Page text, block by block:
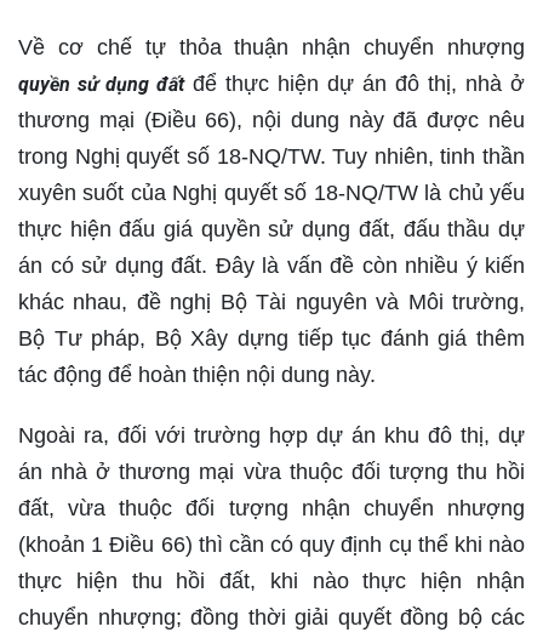
Về cơ chế tự thỏa thuận nhận chuyển nhượng
quyền sử dụng đấtđể thực hiện dự án đô thị, nhà ở
thương mại (Điều 66), nội dung này đã được nêu
trong Nghị quyết số 18-NQ/TW. Tuy nhiên, tinh thần
xuyên suốt của Nghị quyết số 18-NQ/TW là chủ yếu
thực hiện đấu giá quyền sử dụng đất, đấu thầu dự
án có sử dụng đất. Đây là vấn đề còn nhiều ý kiến
khác nhau, đề nghị Bộ Tài nguyên và Môi trường,
Bộ Tư pháp, Bộ Xây dựng tiếp tục đánh giá thêm
tác động để hoàn thiện nội dung này.
Ngoài ra, đối với trường hợp dự án khu đô thị, dự
án nhà ở thương mại vừa thuộc đối tượng thu hồi
đất, vừa thuộc đối tượng nhận chuyển nhượng
(khoản 1 Điều 66) thì cần có quy định cụ thể khi nào
thực hiện thu hồi đất, khi nào thực hiện nhận
chuyển nhượng; đồng thời giải quyết đồng bộ các